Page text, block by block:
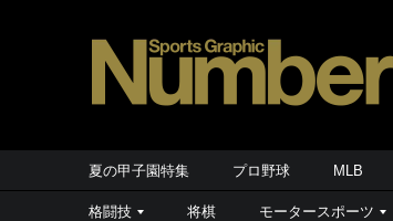
夏の甲子園特集 プロ野球 MLB
格闘技 将棋 モータースポーツ